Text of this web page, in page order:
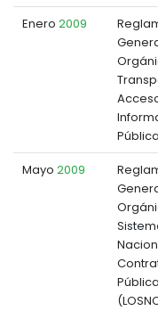
Enero 2009
Mayo 2009
Pública